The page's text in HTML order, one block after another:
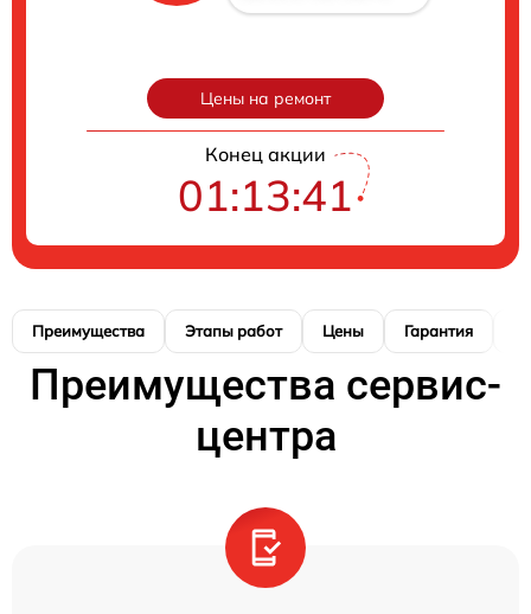
Цены на ремонт
Конец акции
01:13:41
Преимущества Этапы работ Цены Гарантия
Преимущества сервис-
центра